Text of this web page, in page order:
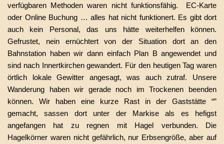
verfügbaren Methoden waren nicht funktionsfähig. EC-Karte
oder Online Buchung … alles hat nicht funktionert. Es gibt dort
auch kein Personal, das uns hätte weiterhelfen können.
Gefrustet, nein ernüchtert von der Situation dort an den
Bahnstation haben wir dann einfach Plan B angewendet und
sind nach Innertkirchen gewandert. Für den heutigen Tag waren
örtlich lokale Gewitter angesagt, was auch zutraf. Unsere
Wanderung haben wir gerade noch im Trockenen beenden
können. Wir haben eine kurze Rast in der Gaststätte “”
gemacht, sassen dort unter der Markise als es hefigst
angefangen hat zu regnen mit Hagel verbunden. Die
Hagelkörner waren nicht gefährlich, nur Erbsengröße, aber auf